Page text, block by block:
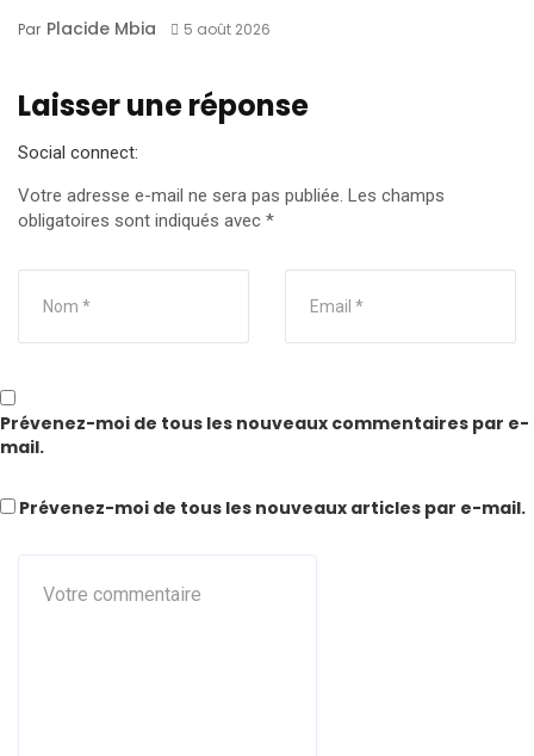
Par Placide Mbia 5 août 2026
Laisser une réponse
Social connect:
Votre adresse e-mail ne sera pas publiée. Les champs
obligatoires sont indiqués avec *
Prévenez-moi de tous les nouveaux commentaires par e-
mail.
Prévenez-moi de tous les nouveaux articles par e-mail.